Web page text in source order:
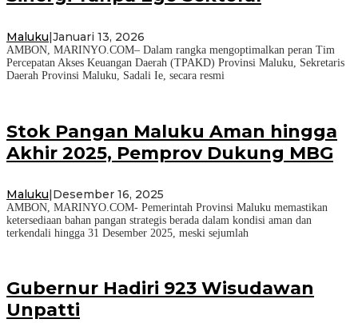
Maluku Januari 13, 2026
AMBON, MARINYO.COM– Dalam rangka mengoptimalkan peran Tim
Percepatan Akses Keuangan Daerah (TPAKD) Provinsi Maluku, Sekretaris
Daerah Provinsi Maluku, Sadali Ie, secara resmi
Stok Pangan Maluku Aman hingga
Akhir 2025, Pemprov Dukung MBG
Maluku|Desember 16, 2025
AMBON, MARINYO.COM- Pemerintah Provinsi Maluku memastikan
ketersediaan bahan pangan strategis berada dalam kondisi aman dan
terkendali hingga 31 Desember 2025, meski sejumlah
Gubernur Hadiri 923 Wisudawan
Unpatti